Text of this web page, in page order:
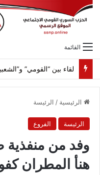
القائمة
الرئيسية / الرئيسة
الرئيسة الفروع
وفد من منفذية
هنأ المطران